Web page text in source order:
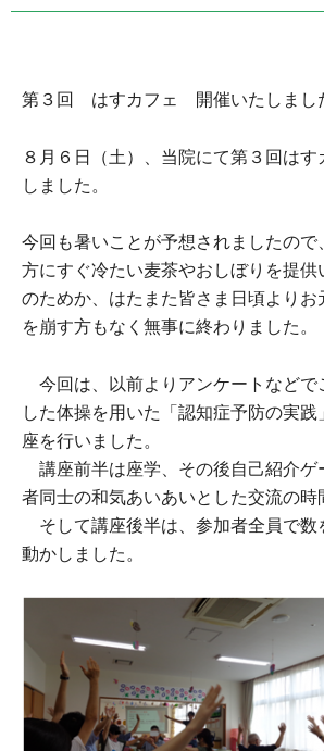
第３回 はすカフェ 開催いたしまし
８月６日（土）、当院にて第３回は
しました。
今回も暑いことが予想されましたので
方にすぐ冷たい麦茶やおしぼりを提
のためか、はたまた皆さま日頃より
を崩す方もなく無事に終わりました。
今回は、以前よりアンケートなどで
した体操を用いた「認知症予防の実
座を行いました。
講座前半は座学、その後自己紹介ゲ
者同士の和気あいあいとした交流の時
そして講座後半は、参加者全員で数
動かしました。